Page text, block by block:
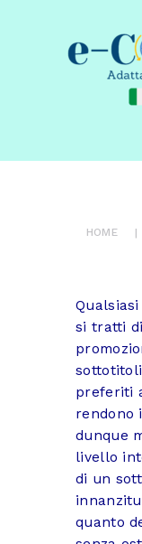
HOME
E-
0 ITEMS
€
si tratti
preferiti
rendono
dunque
livello
di un
quanto